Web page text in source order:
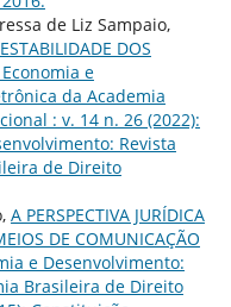
de Liz Sampaio,
DOS
e
da Academia
: v. 14 n. 26 (2022):
Revista
de Direito
A PERSPECTIVA JURÍDICA
DE COMUNICAÇÃO
e Desenvolvimento:
Brasileira de Direito